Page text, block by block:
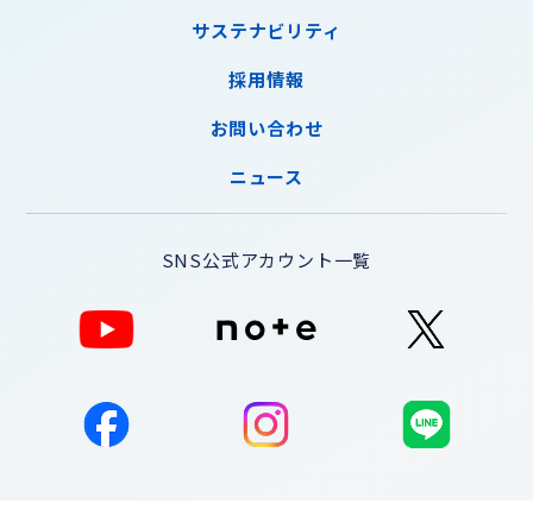
サステナビリティ
採用情報
お問い合わせ
ニュース
SNS公式アカウント一覧